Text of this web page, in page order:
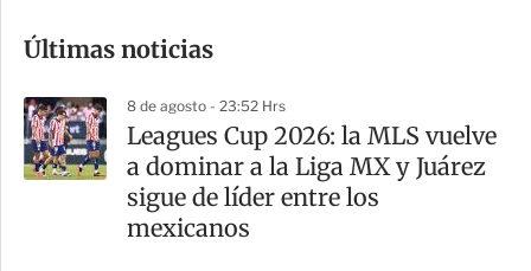
m
a
r
t
Últimas noticias
8 de agosto - 23:52 Hrs
Leagues Cup 2026: la MLS vuelve
a dominar a la Liga MX y Juárez
sigue de líder entre los
mexicanos